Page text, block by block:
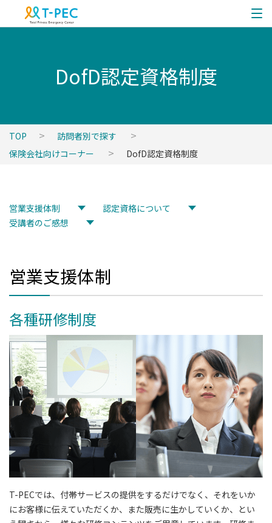
DofD認定資格制度
TOP
訪問者別で探す
保険会社向けコーナー
DofD認定資格制度
営業支援体制
認定資格について
受講者のご感想
営業支援体制
各種研修制度
T-PECでは、付帯サービスの提供をするだけでなく、それをいか
にお客様に伝えていただくか、また販売に生かしていくか、とい